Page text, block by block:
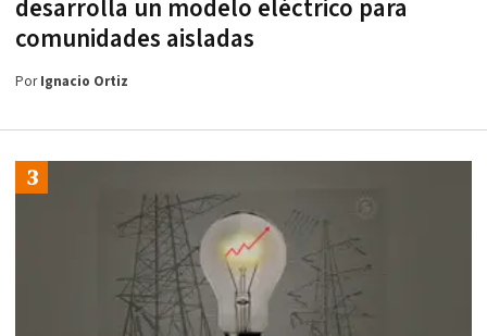
desarrolla un modelo eléctrico para
comunidades aisladas
PorIgnacio Ortiz